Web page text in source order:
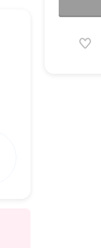
末親子環